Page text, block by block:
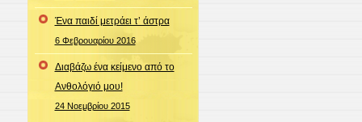
Ένα παιδί μετράει τ’ άστρα
6 Φεβρουαρίου 2016
Διαβάζω ένα κείμενο από το
Ανθολόγιό μου!
24 Νοεμβρίου 2015